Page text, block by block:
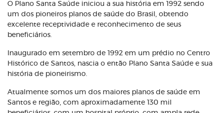
O Plano Santa Saúde iniciou a sua história em 1992 sendo
um dos pioneiros planos de saúde do Brasil, obtendo
excelente receptividade e reconhecimento de seus
beneficiários.
Inaugurado em setembro de 1992 em um prédio no Centro
Histórico de Santos, nascia o então Plano Santa Saúde e sua
história de pioneirismo.
Atualmente somos um dos maiores planos de saúde em
Santos e região, com aproximadamente 130 mil